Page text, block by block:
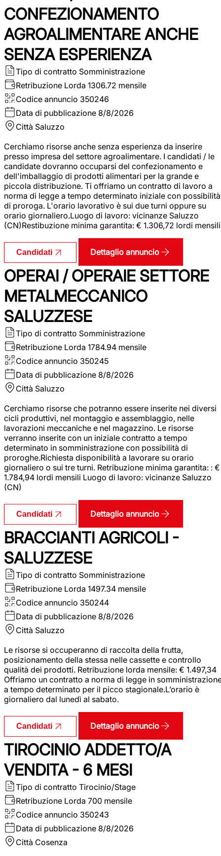
CONFEZIONAMENTO
AGROALIMENTARE ANCHE
SENZA ESPERIENZA
Tipo di contratto Somministrazione
Retribuzione Lorda 1306.72 mensile
Codice annuncio 350246
Data di pubblicazione 8/8/2026
Città Saluzzo
Cerchiamo risorse anche senza esperienza da inserire
presso impresa del settore agroalimentare. I candidati / le
candidate dovranno occuparsi del confezionamento e
dell'imballaggio di prodotti alimentari per la grande e
piccola distribuzione. Ti offriamo un contratto di lavoro a
norma di legge a tempo determinato iniziale con possibilità
di proroga. L'orario lavorativo è sui due turni oppure su
orario giornaliero.Luogo di lavoro: vicinanze Saluzzo
(CN)Restibuzione minima garantita: € 1.306,72 lordi mensili
Candidati Dettaglio annuncio
OPERAI / OPERAIE SETTORE
METALMECCANICO
SALUZZESE
Tipo di contratto Somministrazione
Retribuzione Lorda 1784.94 mensile
Codice annuncio 350245
Data di pubblicazione 8/8/2026
Città Saluzzo
Cerchiamo risorse che potranno essere inserite nei diversi
cicli produttivi, nel montaggio e assemblaggio, nelle
lavorazioni meccaniche e nel magazzino. Le risorse
verranno inserite con un iniziale contratto a tempo
determinato in somministrazione con possibilità di
proroghe.Richiesta disponibilità a lavorare su orario
giornaliero o sui tre turni. Retribuzione minima garantita: : €
1.784,94 lordi mensili Luogo di lavoro: vicinanze Saluzzo
(CN)
Candidati Dettaglio annuncio
BRACCIANTI AGRICOLI -
SALUZZESE
Tipo di contratto Somministrazione
Retribuzione Lorda 1497.34 mensile
Codice annuncio 350244
Data di pubblicazione 8/8/2026
Città Saluzzo
Le risorse si occuperanno di raccolta della frutta,
posizionamento della stessa nelle cassette e controllo
qualità dei prodotti. Retribuzione lorda mensile: € 1.497,34
Offriamo un contratto a norma di legge in
a tempo determinato per il picco stagionale.L’orario è
giornaliero dal lunedì al sabato.
Candidati Dettaglio annuncio
TIROCINIO ADDETTO/A
VENDITA - 6 MESI
Tipo di contratto Tirocinio/Stage
Retribuzione Lorda 700 mensile
Codice annuncio 350243
Data di pubblicazione 8/8/2026
Città Cosenza